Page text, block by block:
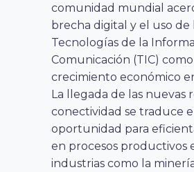
comunidad mundial
brecha digital y el uso de
Tecnologías de la
Comunicación (TIC)
crecimiento económico
La llegada de las nuevas
conectividad se traduce
oportunidad para
en procesos productivos
industrias como la